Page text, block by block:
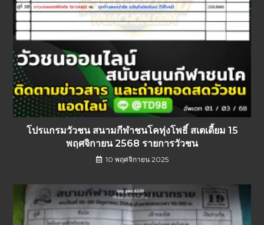
โปรแกรมวัวชน สนามกีฬาชนโคทุ่งโพธิ์ สเตเดี้ยม 15
พฤศจิกายน 2568 รายการวัวชน
10 พฤศจิกายน 2025